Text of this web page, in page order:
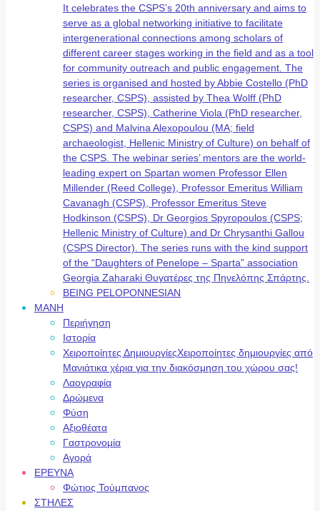
It celebrates the CSPS’s 20th anniversary and aims to
serve as a global networking initiative to facilitate
intergenerational connections among scholars of
different career stages working in the field and as a tool
for community outreach and public engagement. The
series is organised and hosted by Abbie Costello (PhD
researcher, CSPS), assisted by Thea Wolff (PhD
researcher, CSPS), Catherine Viola (PhD researcher,
CSPS) and Malvina Alexopoulou (MA; field
archaeologist, Hellenic Ministry of Culture) on behalf of
the CSPS. The webinar series’ mentors are the world-
leading expert on Spartan women Professor Ellen
Millender (Reed College), Professor Emeritus William
Cavanagh (CSPS), Professor Emeritus Steve
Hodkinson (CSPS), Dr Georgios Spyropoulos (CSPS;
Hellenic Ministry of Culture) and Dr Chrysanthi Gallou
(CSPS Director). The series runs with the kind support
of the “Daughters of Penelope – Sparta” association
Georgia Zaharaki Θυγατέρες της Πηνελόπης Σπάρτης.
BEING PELOPONNESIAN
ΜΑΝΗ
Περιήγηση
Ιστορία
Χειροποίητες ΔημιουργίεςΧειροποίητες δημιουργίες από
Μανιάτικα χέρια για την διακόσμηση του χώρου σας!
Λαογραφία
Δρώμενα
Φύση
Αξιοθέατα
Γαστρονομία
Αγορά
ΕΡΕΥΝΑ
Φώτιος Τούμπανος
ΣΤΗΛΕΣ